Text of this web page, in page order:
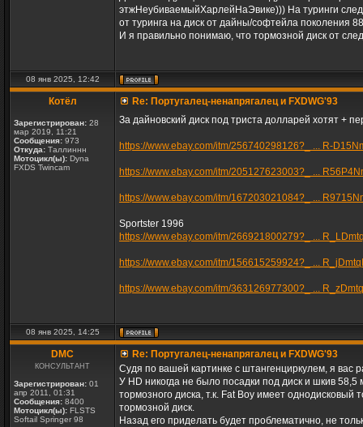
этжНеубиваемыйХарлейНаЭвике))) На туринги
от туринга на диск от дайны/софтейла поколения
И я правильно понимаю, что тормозной диск от
08 янв 2025, 12:42
Котёл
Зарегистрирован: 28
мар 2019, 11:21
Сообщения: 973
Откуда: Таллиннн
Мотоцикл(ы): Dyna
FXDS Twincam
Re: Португалец-ненапрягалец и FXDWG'93
За дайновский диск под триста долларей хотят +
https://www.ebay.com/itm/256740298126?_ ... R-
https://www.ebay.com/itm/205127623003?_ ...
https://www.ebay.com/itm/167203021084?_ ...
Sportster 1996
https://www.ebay.com/itm/266921800279?_ ...
https://www.ebay.com/itm/156615259924?_ ...
https://www.ebay.com/itm/363126977300?_ ...
08 янв 2025, 14:25
DMC
КОНСУЛЬТАНТ
Зарегистрирован: 01
апр 2011, 01:31
Сообщения: 8400
Мотоцикл(ы): FLSTS
Softail Springer 98
Re: Португалец-ненапрягалец и FXDWG'93
Судя по вашей картинке с штангенциркулем, я вас
У HD никогда не было посадки под диск и шкив
тормозного диска, т.к. Fat Boy имеет
тормозной диск.
Назад его приделать будет проблематично, не